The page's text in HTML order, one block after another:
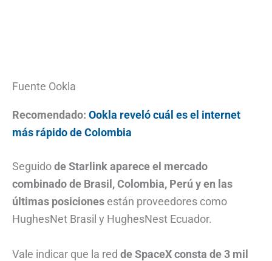
Fuente Ookla
Recomendado: Ookla reveló cuál es el internet
más rápido de Colombia
Seguidode Starlink aparece el mercado
combinado de Brasil, Colombia, Perú y en las
últimas posiciones están proveedores como
HughesNet Brasil y HughesNest Ecuador.
Vale indicar que la red de SpaceX consta de 3 mil